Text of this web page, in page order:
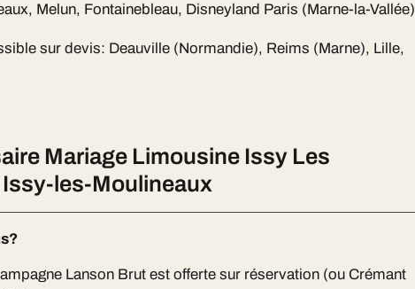
Melun, Fontainebleau, Disneyland Paris (Marne-la-Vallée)
sur devis: Deauville (Normandie), Reims (Marne), Lille,
Mariage Limousine Issy Les
les-Moulineaux
Lanson Brut est offerte sur réservation (ou Crémant